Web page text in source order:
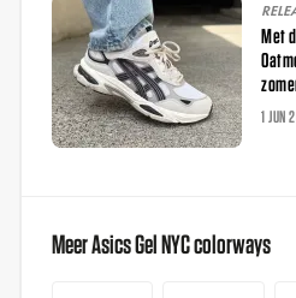
Met
1 JUN
Meer Asics Gel NYC colorways